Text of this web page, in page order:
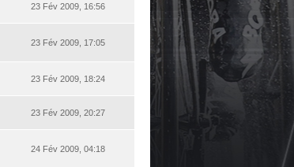
23 Fév 2009, 16:56
23 Fév 2009, 17:05
23 Fév 2009, 18:24
23 Fév 2009, 20:27
24 Fév 2009, 04:18